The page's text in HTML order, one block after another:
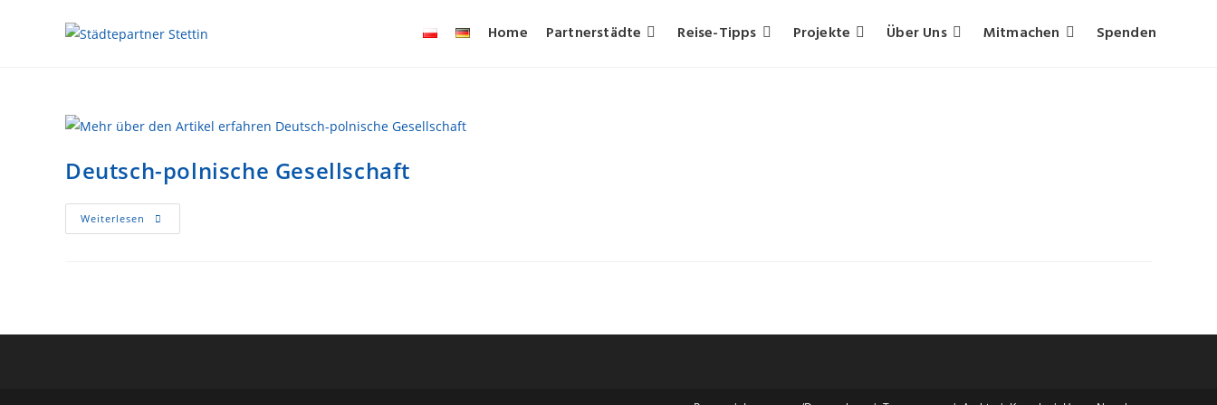
Home Partnerstädte Reise-Tipps Projekte Über Uns Mitmachen Spenden
Deutsch-polnische Gesellschaft
Weiterlesen